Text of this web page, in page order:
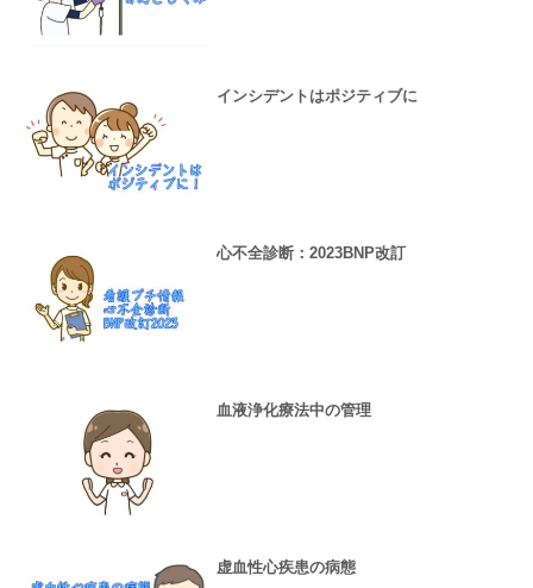
インシデントはポジティブに
心不全診断：2023BNP改訂
血液浄化療法中の管理
虚血性心疾患の病態